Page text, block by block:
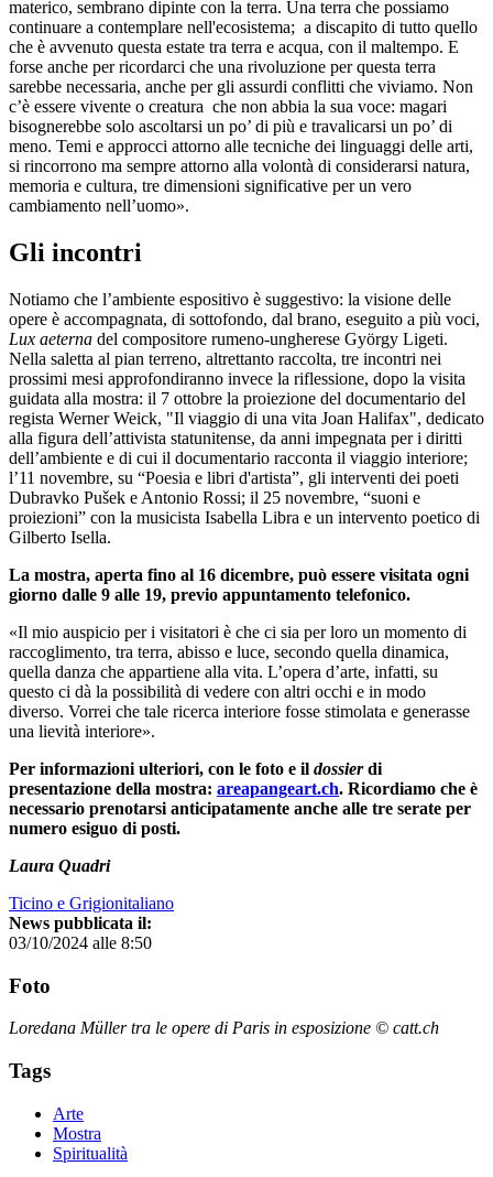
materico, sembrano dipinte con la terra. Una terra che possiamo
continuare a contemplare nell'ecosistema; a discapito di tutto quello
che è avvenuto questa estate tra terra e acqua, con il maltempo. E
forse anche per ricordarci che una rivoluzione per questa terra
sarebbe necessaria, anche per gli assurdi conflitti che viviamo. Non
c’è essere vivente o creatura che non abbia la sua voce: magari
bisognerebbe solo ascoltarsi un po’ di più e travalicarsi un po’ di
meno. Temi e approcci attorno alle tecniche dei linguaggi delle arti,
si rincorrono ma sempre attorno alla volontà di considerarsi natura,
memoria e cultura, tre dimensioni significative per un vero
cambiamento nell’uomo».
Gli incontri
Notiamo che l’ambiente espositivo è suggestivo: la visione delle
opere è accompagnata, di sottofondo, dal brano, eseguito a più voci,
Lux aeterna del compositore rumeno-ungherese György Ligeti.
Nella saletta al pian terreno, altrettanto raccolta, tre incontri nei
prossimi mesi approfondiranno invece la riflessione, dopo la visita
guidata alla mostra: il 7 ottobre la proiezione del documentario del
regista Werner Weick, "Il viaggio di una vita Joan Halifax", dedicato
alla figura dell’attivista statunitense, da anni impegnata per i diritti
dell’ambiente e di cui il documentario racconta il viaggio interiore;
l’11 novembre, su “Poesia e libri d'artista”, gli interventi dei poeti
Dubravko Pušek e Antonio Rossi; il 25 novembre, “suoni e
proiezioni” con la musicista Isabella Libra e un intervento poetico di
Gilberto Isella.
La mostra, aperta fino al 16 dicembre, può essere visitata ogni
giorno dalle 9 alle 19, previo appuntamento telefonico.
«Il mio auspicio per i visitatori è che ci sia per loro un momento di
raccoglimento, tra terra, abisso e luce, secondo quella dinamica,
quella danza che appartiene alla vita. L’opera d’arte, infatti, su
questo ci dà la possibilità di vedere con altri occhi e in modo
diverso. Vorrei che tale ricerca interiore fosse stimolata e generasse
una lievità interiore».
Per informazioni ulteriori, con le foto e il dossierdi
presentazione della mostra: areapangeart.ch. Ricordiamo che è
necessario prenotarsi anticipatamente anche alle tre serate per
numero esiguo di posti.
Laura Quadri
Ticino e Grigionitaliano
News pubblicata il:
03/10/2024 alle 8:50
Foto
Loredana Müller tra le opere di Paris in esposizione © catt.ch
Tags
Arte
Mostra
Spiritualità